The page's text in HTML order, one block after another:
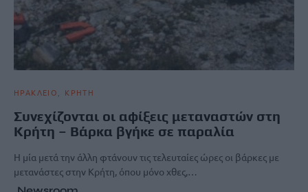
ΗΡΑΚΛΕΙΟ ΚΡΗΤΗ
Συνεχίζονται οι αφίξεις μεταναστών στη
Κρήτη – Βάρκα βγήκε σε παραλία
Η μία μετά την άλλη φτάνουν τις τελευταίες ώρες οι βάρκες με
μετανάστες στην Κρήτη, όπου μόνο χθες,…